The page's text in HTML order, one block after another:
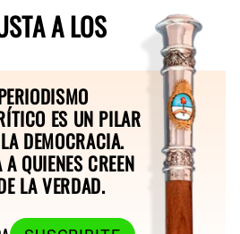
A LOS
ES UN PILAR
DEMOCRACIA.
QUIENES CREEN
LA VERDAD.